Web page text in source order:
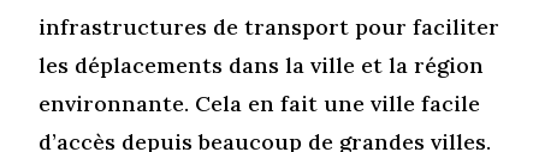
infrastructures de transport pour faciliter
les déplacements dans la ville et la région
environnante. Cela en fait une ville facile
d’accès depuis beaucoup de grandes villes.